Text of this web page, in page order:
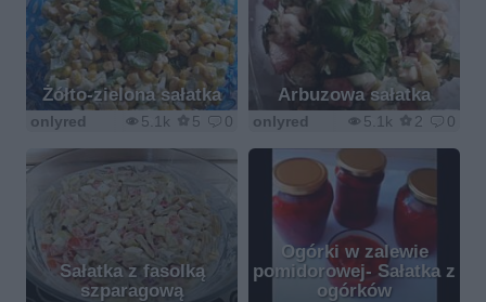
Żółto-zielona sałatka
5.1k 5 0
onlyred
Arbuzowa sałatka
5.1k 2 0
onlyred
Sałatka z fasolką
szparagową
Ogórki w zalewie
pomidorowej- Sałatka z
ogórków